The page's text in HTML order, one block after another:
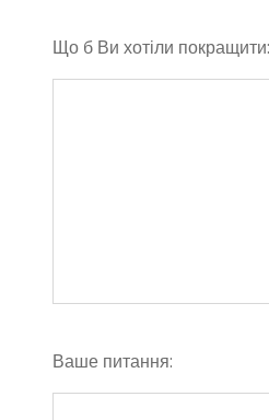
Що б Ви хотіли покращити:
Ваше питання: